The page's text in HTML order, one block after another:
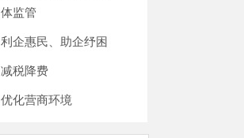
体监管
利企惠民、助企纾困
减税降费
优化营商环境